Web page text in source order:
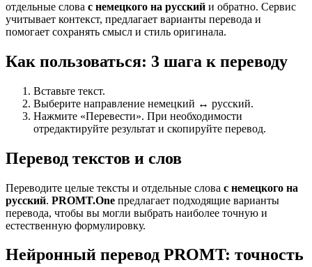
отдельные слова с немецкого на русский и обратно. Сервис
учитывает контекст, предлагает варианты перевода и
помогает сохранять смысл и стиль оригинала.
Как пользоваться: 3 шага к переводу
Вставьте текст.
Выберите направление немецкий ↔ русский.
Нажмите «Перевести». При необходимости
отредактируйте результат и скопируйте перевод.
Перевод текстов и слов
Переводите целые тексты и отдельные слова с немецкого на
русский. PROMT.One предлагает подходящие варианты
перевода, чтобы вы могли выбрать наиболее точную и
естественную формулировку.
Нейронный перевод PROMT: точность